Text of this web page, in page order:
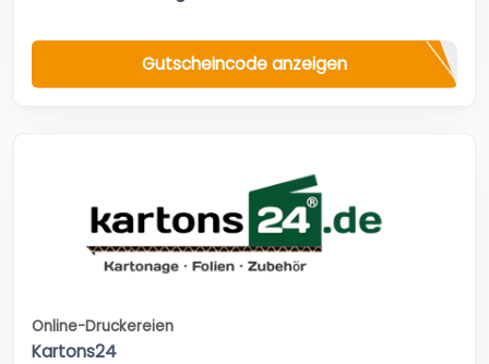
Gutscheincode anzeigen
Online-Druckereien
Kartons24